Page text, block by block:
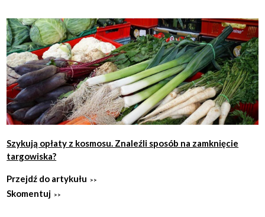
Szykują opłaty z kosmosu. Znaleźli sposób na zamknięcie
targowiska?
Przejdź do artykułu
Skomentuj